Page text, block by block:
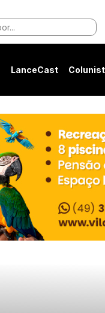
LanceCast